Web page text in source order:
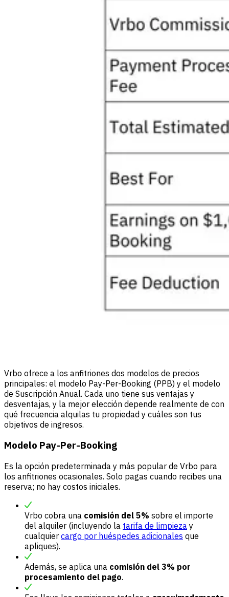
Vrbo ofrece a los anfitriones dos modelos de precios
principales: el modelo Pay-Per-Booking (PPB) y el modelo
de Suscripción Anual. Cada uno tiene sus ventajas y
desventajas, y la mejor elección depende realmente de con
qué frecuencia alquilas tu propiedad y cuáles son tus
objetivos de ingresos.
Modelo Pay-Per-Booking
Es la opción predeterminada y más popular de Vrbo para
los anfitriones ocasionales. Solo pagas cuando recibes una
reserva; no hay costos iniciales.
Vrbo cobra una comisión del 5% sobre el importe
del alquiler (incluyendo la tarifa de limpieza y
cualquier cargo por huéspedes adicionales que
apliques).
Además, se aplica una comisión del 3% por
procesamiento del pago.